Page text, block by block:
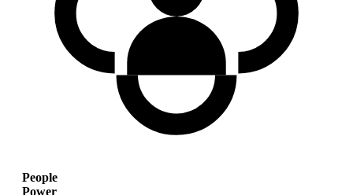
People
Power